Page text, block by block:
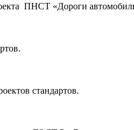
ПНСТ «Дороги
стандартов.